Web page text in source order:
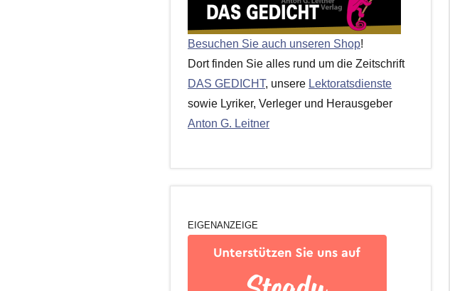
Besuchen Sie auch unseren Shop!
Dort finden Sie alles rund um die Zeitschrift
DAS GEDICHT, unsere Lektoratsdienste
sowie Lyriker, Verleger und Herausgeber
Anton G. Leitner
EIGENANZEIGE